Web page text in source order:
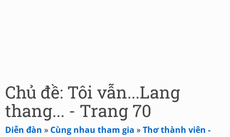
Chủ đề: Tôi vẫn...Lang
thang... - Trang 70
Diễn đàn » Cùng nhau tham gia »Thơ thành viên -